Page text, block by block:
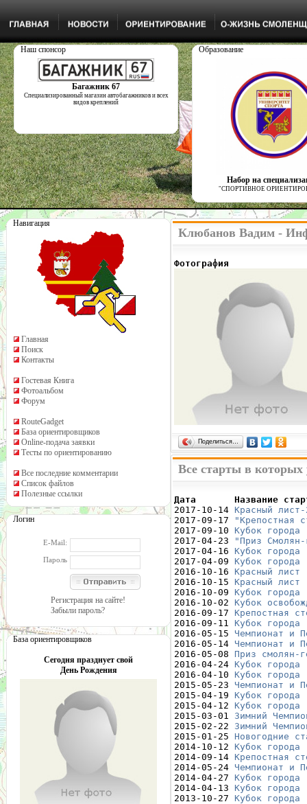
Наш спонсор
Багажник 67
Специализированный магазин автобагажников и всех
видов креплений
Образование
Набор на
"СПОРТИВНОЕ
Навигация
Главная
Поиск
Контакты
Гостевая Книга
Фотоальбом
Форум
RouteGadget
База ориентировщиков
Online-подача заявки
Тесты по ориентированию
Все последние комментарии
Список файлов
Полезные ссылки
Логин
E-Mail:
Пароль
Регистрация на сайте!
Забыли пароль?
База ориентировщиков
Сегодня празднует свой
День Рождения
Клюбанов Вадим -
Фотография
Поделиться…
Все старты в
Дата       Название
2017-10-14 Красный
2017-09-17
"Крепостная
2017-09-10 Кубок
2017-04-23
"Приз
2017-04-16 Кубок
2017-04-09 Кубок
2016-10-16 Красный
2016-10-15 Красный
2016-10-09 Кубок
2016-10-02 Кубок
2016-09-17 Крепостная
2016-09-11 Кубок
2016-05-15 Чемпионат и
2016-05-14 Чемпионат и
2016-05-08 Приз смолян-
2016-04-24 Кубок
2016-04-10 Кубок
2015-05-23 Чемпионат и
2015-04-19 Кубок
2015-04-12 Кубок
2015-03-01 Зимний
2015-02-22 Зимний
2015-01-25 Новогодние
2014-10-12 Кубок
2014-09-14 Крепостная
2014-05-24 Чемпионат и
2014-04-27 Кубок
2014-04-13 Кубок
2013-10-27 Кубок